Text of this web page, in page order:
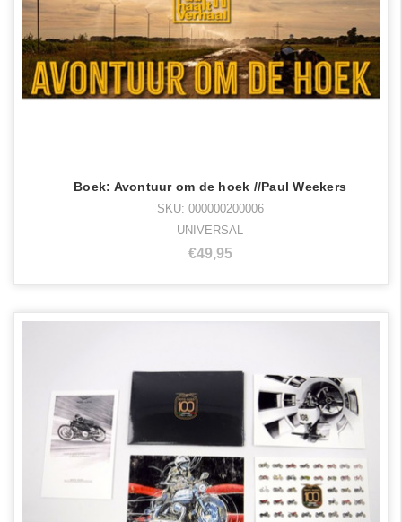
Boek: Avontuur om de hoek //Paul Weekers
SKU: 000000200006
UNIVERSAL
€49,95